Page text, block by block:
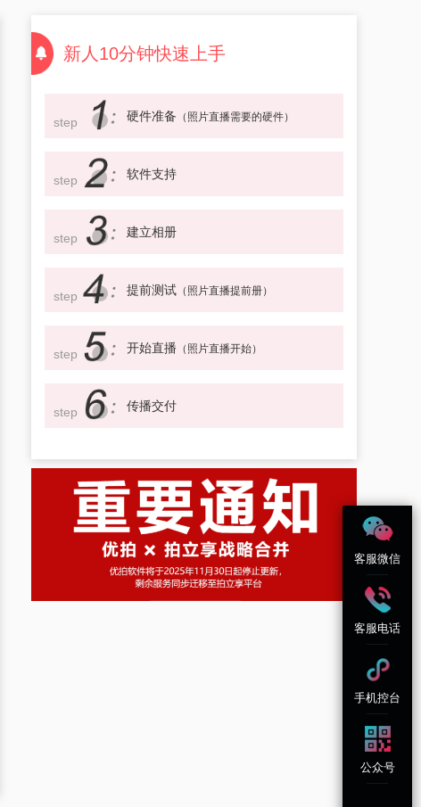
新人10分钟快速上手
step 硬件准备 （照片直播需要的硬件）
step 软件支持
step 建立相册
step 提前测试 （照片直播提前册）
step 开始直播 （照片直播开始）
step 传播交付
客服微信
客服电话
手机控台
公众号